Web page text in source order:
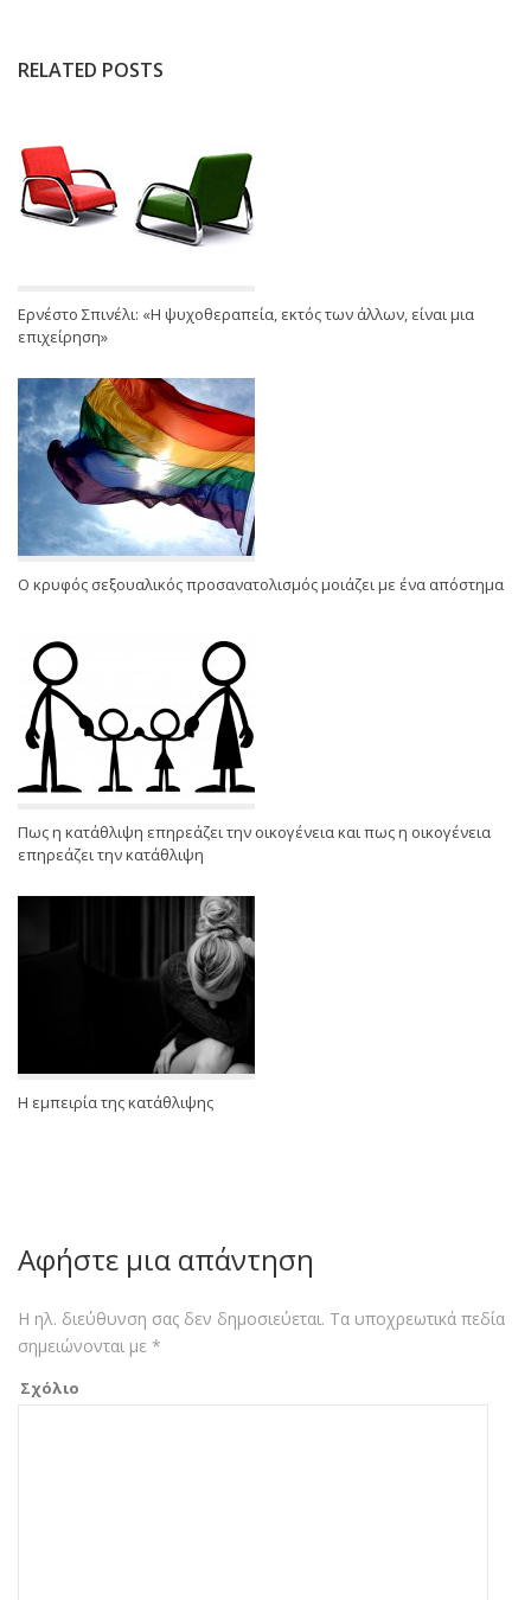
RELATED POSTS
Ερνέστο Σπινέλι: «Η ψυχοθεραπεία, εκτός των άλλων, είναι μια
επιχείρηση»
Ο κρυφός σεξουαλικός προσανατολισμός μοιάζει με ένα απόστημα
Πως η κατάθλιψη επηρεάζει την οικογένεια και πως η οικογένεια
επηρεάζει την κατάθλιψη
Η εμπειρία της κατάθλιψης
Αφήστε μια απάντηση
Η ηλ. διεύθυνση σας δεν δημοσιεύεται. Τα υποχρεωτικά πεδία
σημειώνονται με *
Σχόλιο